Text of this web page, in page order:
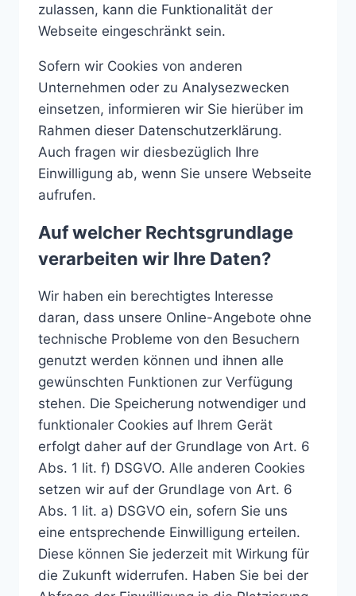
zulassen, kann die Funktionalität der
Webseite eingeschränkt sein.
Sofern wir Cookies von anderen
Unternehmen oder zu Analysezwecken
einsetzen, informieren wir Sie hierüber im
Rahmen dieser Datenschutzerklärung.
Auch fragen wir diesbezüglich Ihre
Einwilligung ab, wenn Sie unsere Webseite
aufrufen.
Auf welcher Rechtsgrundlage
verarbeiten wir Ihre Daten?
Wir haben ein berechtigtes Interesse
daran, dass unsere Online-Angebote ohne
technische Probleme von den Besuchern
genutzt werden können und ihnen alle
gewünschten Funktionen zur Verfügung
stehen. Die Speicherung notwendiger und
funktionaler Cookies auf Ihrem Gerät
erfolgt daher auf der Grundlage von Art. 6
Abs. 1 lit. f) DSGVO. Alle anderen Cookies
setzen wir auf der Grundlage von Art. 6
Abs. 1 lit. a) DSGVO ein, sofern Sie uns
eine entsprechende Einwilligung erteilen.
Diese können Sie jederzeit mit Wirkung für
die Zukunft widerrufen. Haben Sie bei der